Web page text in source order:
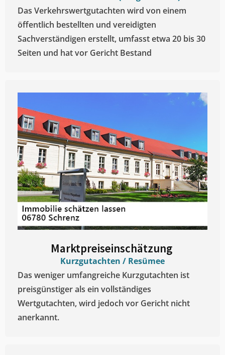
Das Verkehrswertgutachten wird von einem
öffentlich bestellten und vereidigten
Sachverständigen erstellt, umfasst etwa 20 bis 30
Seiten und hat vor Gericht Bestand
Marktpreiseinschätzung ​
Kurzgutachten / Resümee
Das weniger umfangreiche Kurzgutachten ist
preisgünstiger als ein vollständiges
Wertgutachten, wird jedoch vor Gericht nicht
anerkannt.